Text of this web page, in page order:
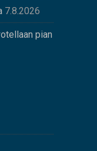
7.8.2026
pian